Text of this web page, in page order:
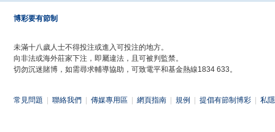
博彩要有節制
未滿十八歲人士不得投注或進入可投注的地方。
向非法或海外莊家下注，即屬違法，且可被判監禁。
切勿沉迷賭博，如需尋求輔導協助，可致電平和基金熱線1834 633。
常見問題 聯絡我們 傳媒專用區 網頁指南 規例 提倡有節制博彩 私